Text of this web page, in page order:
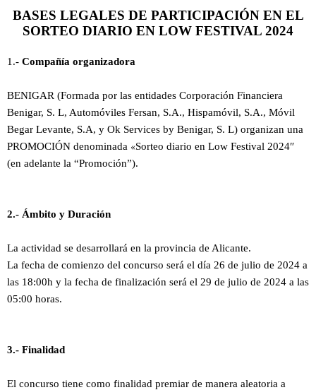
BASES LEGALES DE PARTICIPACIÓN EN EL
SORTEO DIARIO EN LOW FESTIVAL 2024
1.- Compañía organizadora
BENIGAR (Formada por las entidades Corporación Financiera
Benigar, S. L, Automóviles Fersan, S.A., Hispamóvil, S.A., Móvil
Begar Levante, S.A, y Ok Services by Benigar, S. L) organizan una
PROMOCIÓN denominada «Sorteo diario en Low Festival 2024″
(en adelante la “Promoción”).
2.- Ámbito y Duración
La actividad se desarrollará en la provincia de Alicante.
La fecha de comienzo del concurso será el día 26 de julio de 2024 a
las 18:00h y la fecha de finalización será el 29 de julio de 2024 a las
05:00 horas.
3.- Finalidad
El concurso tiene como finalidad premiar de manera aleatoria a